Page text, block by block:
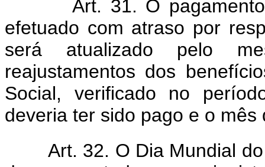
Art. 31. O pagamento
efetuado com atraso por
será atualizado pelo
reajustamentos dos
Social, verificado no
deveria ter sido pago e o
Art. 32. O Dia Mundial do